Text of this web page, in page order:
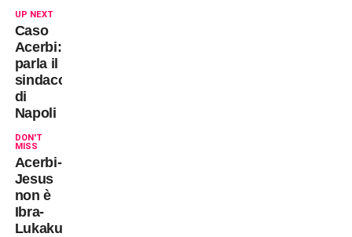
UP NEXT
Caso
Acerbi:
parla il
sindaco
di
Napoli
DON'T
MISS
Acerbi-
Jesus
non è
Ibra-
Lukaku